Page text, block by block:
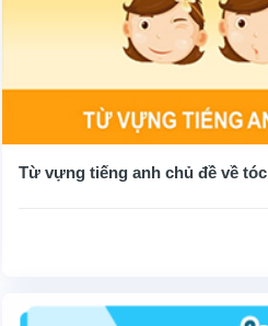
Từ vựng tiếng anh chủ đề về tóc